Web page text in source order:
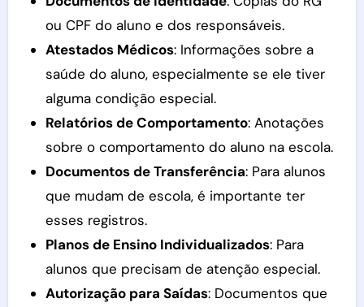
ou CPF do aluno e dos responsáveis.
Atestados Médicos: Informações sobre a
saúde do aluno, especialmente se ele tiver
alguma condição especial.
Relatórios de Comportamento: Anotações
sobre o comportamento do aluno na escola.
Documentos de Transferência: Para alunos
que mudam de escola, é importante ter
esses registros.
Planos de Ensino Individualizados: Para
alunos que precisam de atenção especial.
Autorização para Saídas: Documentos que